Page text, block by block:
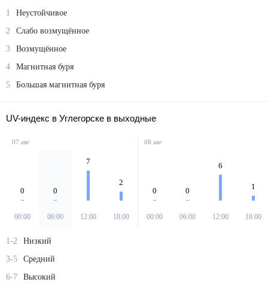
1
Неустойчивое
2
Слабо возмущённое
3
Возмущённое
4
Магнитная буря
5
Большая магнитная буря
UV-индекс в Углегорске в выходные
07 авг
0
00:00
0
06:00
7
12:00
2
18:00
08 авг
0
00:00
0
06:00
6
12:00
1
18:00
1-2
Низкий
3-5
Средний
6-7
Высокий